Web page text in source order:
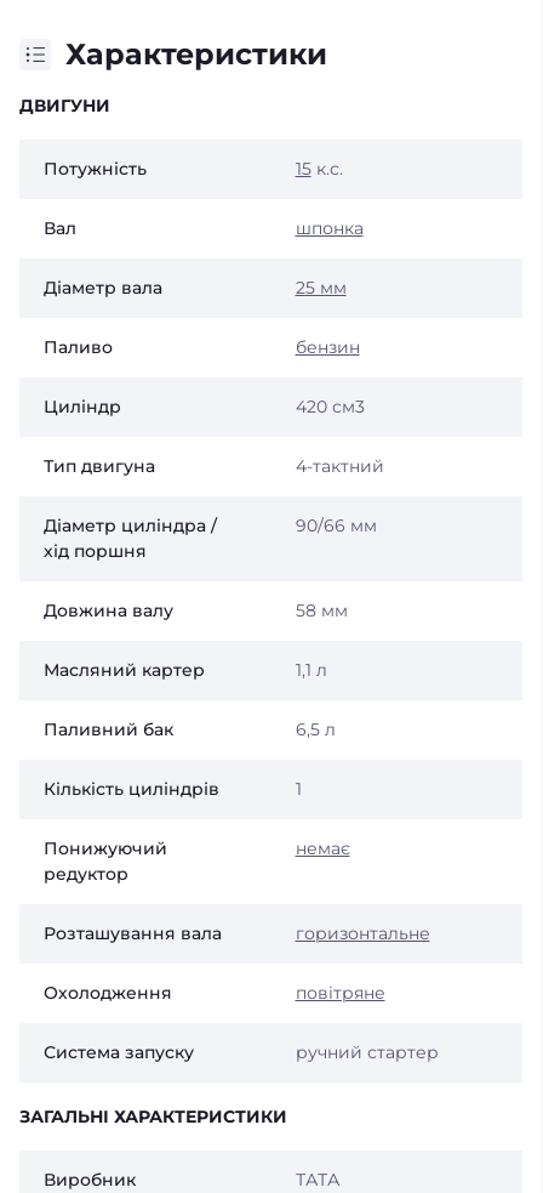
Характеристики
ДВИГУНИ
Потужність 15к.с.
Вал шпонка
Діаметр вала 25 мм
Паливо бензин
Циліндр 420 см3
Тип двигуна 4-тактний
Діаметр циліндра /
хід поршня
90/66 мм
Довжина валу 58 мм
Масляний картер 1,1 л
Паливний бак 6,5 л
Кількість циліндрів 1
Понижуючий
редуктор
немає
Розташування вала горизонтальне
Охолодження повітряне
Система запуску ручний стартер
ЗАГАЛЬНІ ХАРАКТЕРИСТИКИ
Виробник ТАТА